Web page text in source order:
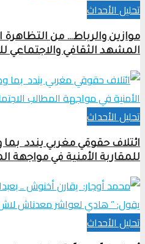
تحلیل الأحداث
موازين والرباط… من التظاهرة
المشهد الثقافي والاجتماعي
تحلیل الأحداث
ائتلاف حقوقي مغربي يندد
للمقاربة الأمنية في مواجهة
تحلیل الأحداث